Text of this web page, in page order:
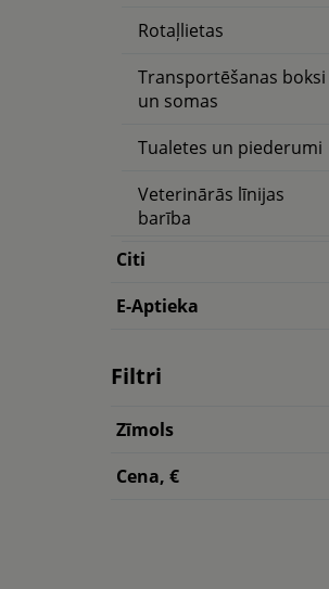
Rotaļlietas
Transportēšanas boksi
un somas
Tualetes un piederumi
Veterinārās līnijas
barība
Citi
E-Aptieka
Filtri
Zīmols
Cena, €